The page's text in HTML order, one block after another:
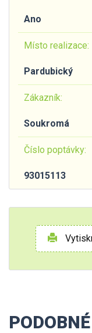
Ano
Místo realizace:
Pardubický
Zákazník:
Soukromá
Číslo poptávky:
93015113